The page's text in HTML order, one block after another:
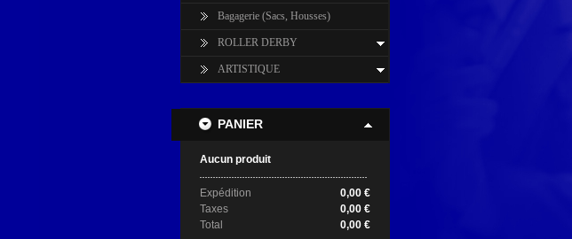
Bagagerie (Sacs, Housses)
ROLLER DERBY
ARTISTIQUE
PANIER
Aucun produit
Expédition
0,00 €
Taxes
0,00 €
Total
0,00 €